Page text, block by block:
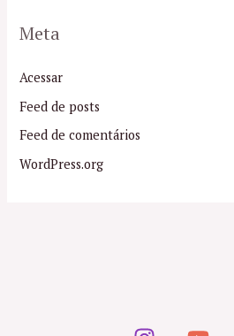
Meta
Acessar
Feed de posts
Feed de comentários
WordPress.org